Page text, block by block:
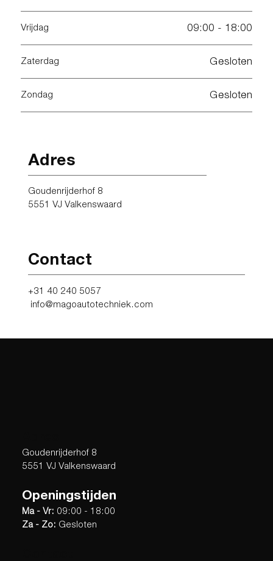
Vrijdag 09:00 - 18:00
Zaterdag Gesloten
Zondag Gesloten
Adres
Goudenrijderhof 8
5551 VJ Valkenswaard
Contact
+31 40 240 5057
info@magoautotechniek.com
Goudenrijderhof 8
5551 VJ Valkenswaard
Openingstijden
Ma - Vr: 09:00 - 18:00
Za - Zo: Gesloten